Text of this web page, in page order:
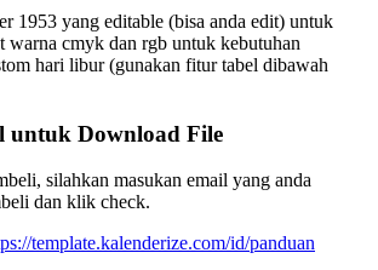
1953 yang editable (bisa anda edit) untuk
cmyk dan rgb untuk kebutuhan
hari libur (gunakan fitur tabel dibawah
untuk Download File
silahkan masukan email yang anda
dan klik check.
template.kalenderize.com/id/panduan